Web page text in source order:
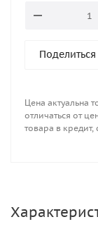
Поделиться
Цена актуальна
отличаться от
товара в кредит,